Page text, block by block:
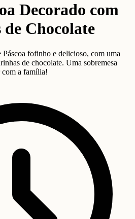
Decorado com
Chocolate
fofinho e delicioso, com uma
de chocolate. Uma sobremesa
com a família!